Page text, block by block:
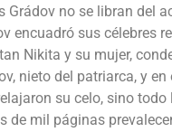
Grádov no se libran del
encuadró sus célebres
Nikita y su mujer,
nieto del patriarca, y
su celo, sino
de mil páginas